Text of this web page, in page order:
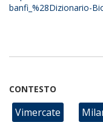
banfi_%28Dizionario-
CONTESTO
Vimercate